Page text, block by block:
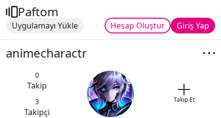
Paftom
Uygulamayı Yükle Hesap Oluştur Giriş Yap
animecharactr
0
Takip
3
Takipçi
Takip Et